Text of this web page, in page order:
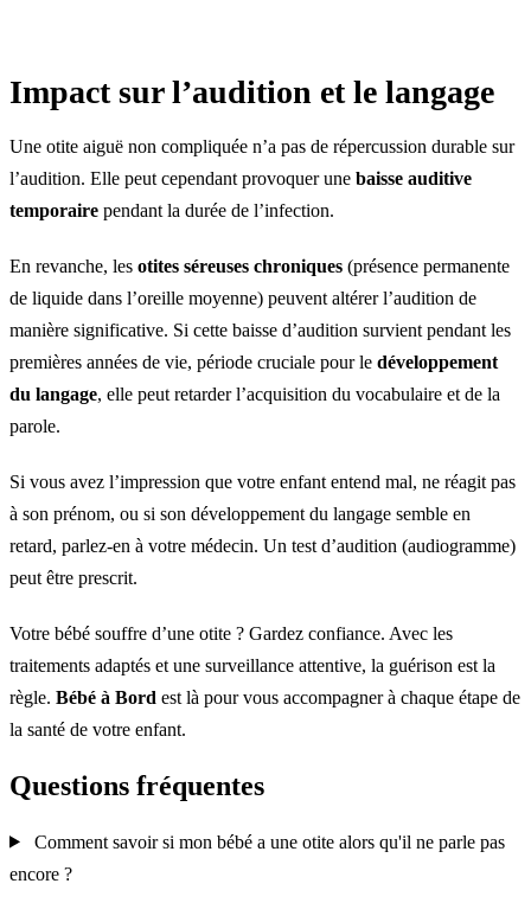
Impact sur l’audition et le langage
Une otite aiguë non compliquée n’a pas de répercussion durable sur
l’audition. Elle peut cependant provoquer une baisse auditive
temporaire pendant la durée de l’infection.
En revanche, les otites séreuses chroniques (présence permanente
de liquide dans l’oreille moyenne) peuvent altérer l’audition de
manière significative. Si cette baisse d’audition survient pendant les
premières années de vie, période cruciale pour le développement
du langage, elle peut retarder l’acquisition du vocabulaire et de la
parole.
Si vous avez l’impression que votre enfant entend mal, ne réagit pas
à son prénom, ou si son développement du langage semble en
retard, parlez-en à votre médecin. Un test d’audition (audiogramme)
peut être prescrit.
Votre bébé souffre d’une otite ? Gardez confiance. Avec les
traitements adaptés et une surveillance attentive, la guérison est la
règle. Bébé à Bord est là pour vous accompagner à chaque étape de
la santé de votre enfant.
Questions fréquentes
Comment savoir si mon bébé a une otite alors qu'il ne parle pas
encore ?